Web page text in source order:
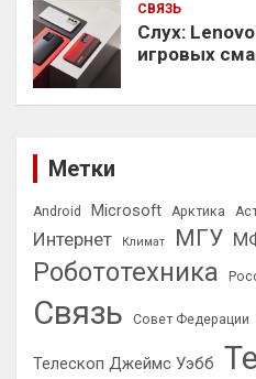
СВЯЗЬ
Слух:
игровых
Метки
Android Microsoft Арктика
Интернет Климат МГУ
Робототехника
Связь Совет Федерации
Телескоп Джеймс Уэбб